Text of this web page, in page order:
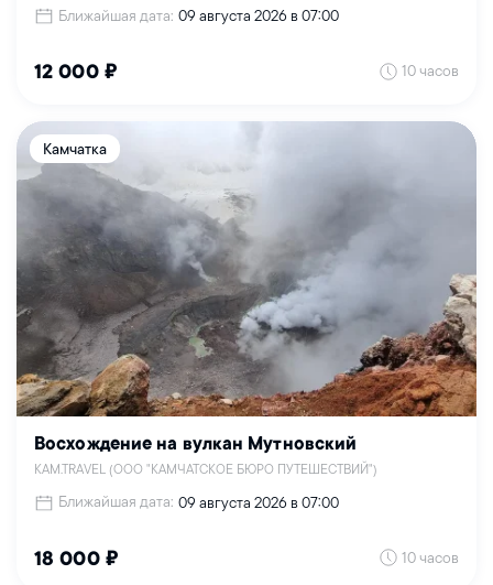
Ближайшая дата: 09 августа 2026 в 07:00
12 000 ₽ 10 часов
Камчатка
Восхождение на вулкан Мутновский
KAM.TRAVEL (ООО "КАМЧАТСКОЕ БЮРО ПУТЕШЕСТВИЙ")
Ближайшая дата: 09 августа 2026 в 07:00
18 000 ₽ 10 часов